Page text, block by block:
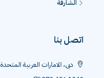
الشارقة
اتصل بنا
دبى، الامارات العربية المتحدة